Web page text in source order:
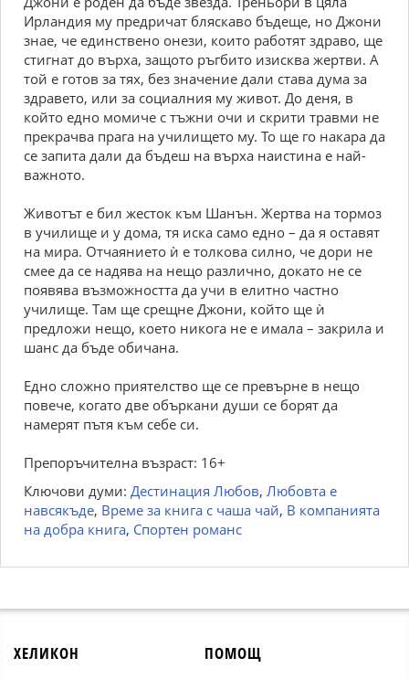
Ирландия му предричат бляскаво бъдеще, но Джони
знае, че единствено онези, които работят здраво, ще
стигнат до върха, защото ръгбито изисква жертви. А
той е готов за тях, без значение дали става дума за
здравето, или за социалния му живот. До деня, в
който едно момиче с тъжни очи и скрити травми не
прекрачва прага на училището му. То ще го накара да
се запита дали да бъдеш на върха наистина е най-
важното.
Животът е бил жесток към Шанън. Жертва на тормоз
в училище и у дома, тя иска само едно – да я оставят
на мира. Отчаянието ѝ е толкова силно, че дори не
смее да се надява на нещо различно, докато не се
появява възможността да учи в елитно частно
училище. Там ще срещне Джони, който ще ѝ
предложи нещо, което никога не е имала – закрила и
шанс да бъде обичана.
Едно сложно приятелство ще се превърне в нещо
повече, когато две объркани души се борят да
намерят пътя към себе си.
Препоръчителна възраст: 16+
Ключови думи: Дестинация Любов, Любовта е
навсякъде, Време за книга с чаша чай, В компанията
на добра книга, Спортен романс
ХЕЛИКОН ПОМОЩ